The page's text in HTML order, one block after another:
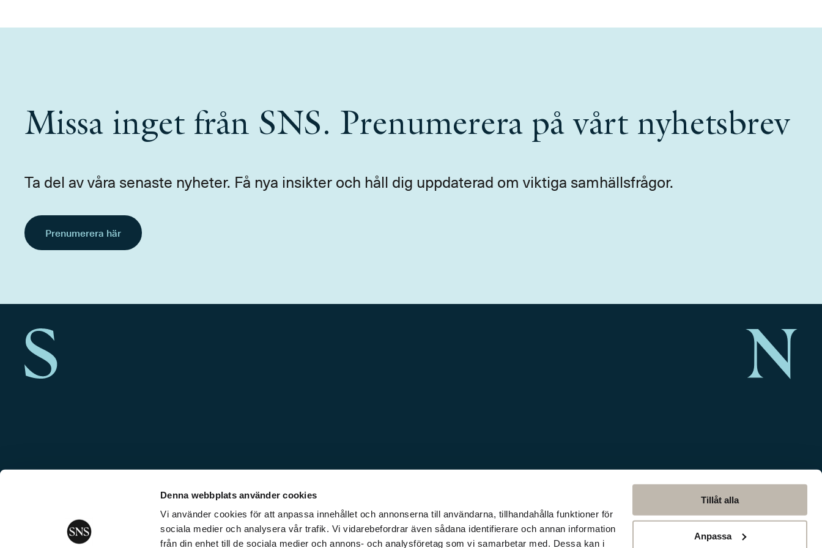
Denna webbplats använder cookies
Vi använder cookies för att anpassa innehållet och annonserna till användarna, tillhandahålla funktioner för
sociala medier och analysera vår trafik. Vi vidarebefordrar även sådana identifierare och annan information
från din enhet till de sociala medier och annons- och analysföretag som vi samarbetar med. Dessa kan i
Tillåt alla
Anpassa
Missa inget från SNS. Prenumerera på vårt nyhetsbrev
Ta del av våra senaste nyheter. Få nya insikter och håll dig uppdaterad om viktiga samhällsfrågor.
Prenumerera här